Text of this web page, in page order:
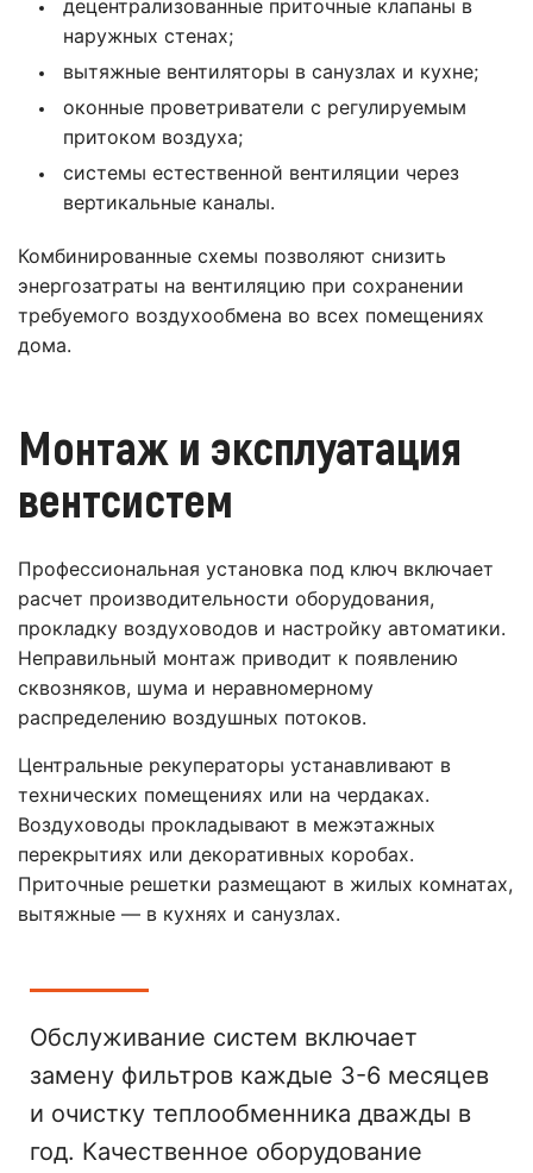
децентрализованные приточные клапаны в
наружных стенах;
вытяжные вентиляторы в санузлах и кухне;
оконные проветриватели с регулируемым
притоком воздуха;
системы естественной вентиляции через
вертикальные каналы.
Комбинированные схемы позволяют снизить
энергозатраты на вентиляцию при сохранении
требуемого воздухообмена во всех помещениях
дома.
Монтаж и эксплуатация
вентсистем
Профессиональная установка под ключ включает
расчет производительности оборудования,
прокладку воздуховодов и настройку автоматики.
Неправильный монтаж приводит к появлению
сквозняков, шума и неравномерному
распределению воздушных потоков.
Центральные рекуператоры устанавливают в
технических помещениях или на чердаках.
Воздуховоды прокладывают в межэтажных
перекрытиях или декоративных коробах.
Приточные решетки размещают в жилых комнатах,
вытяжные — в кухнях и санузлах.
Обслуживание систем включает
замену фильтров каждые 3-6 месяцев
и очистку теплообменника дважды в
год. Качественное оборудование